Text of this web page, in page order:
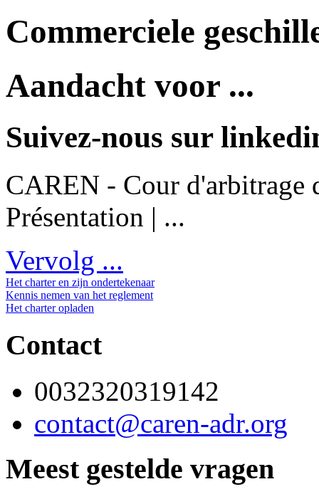
Commerciele
Aandacht voor ...
Suivez-nous sur
CAREN - Cour d'arbitrage
Présentation | ...
Vervolg ...
Het charter en zijn ondertekenaar
Kennis nemen van het reglement
Het charter opladen
Contact
0032320319142
contact@caren-adr.org
Meest gestelde vragen